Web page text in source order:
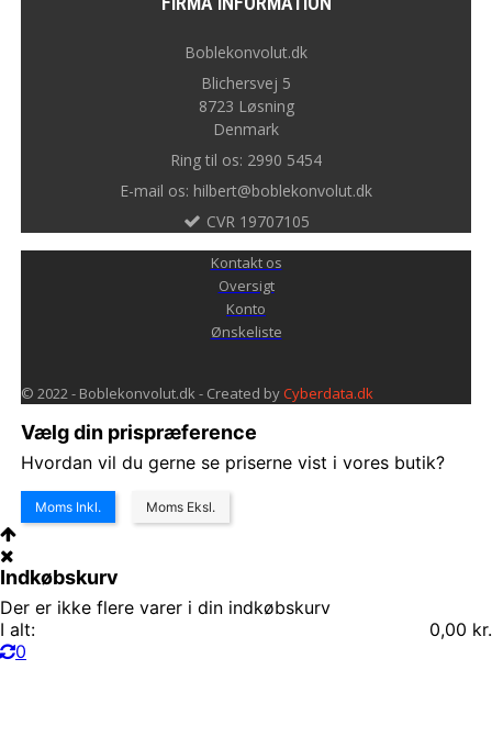
Boblekonvolut.dk
Blichersvej 5
8723 Løsning
Denmark
Ring til os: 2990 5454
E-mail os: hilbert@boblekonvolut.dk
CVR 19707105
Kontakt os
Oversigt
Konto
Ønskeliste
© 2022 - Boblekonvolut.dk - Created byCyberdata.dk
Vælg din prispræference
Hvordan vil du gerne se priserne vist i vores butik?
Moms Inkl. Moms Eksl.
Indkøbskurv
Der er ikke flere varer i din indkøbskurv
I alt:
0,00 kr.
0